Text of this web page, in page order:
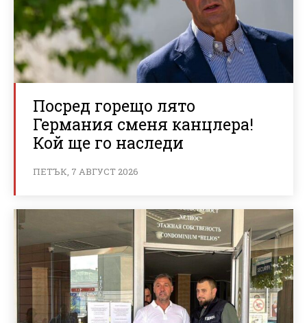
Посред горещо лято
Германия сменя канцлера!
Кой ще го наследи
ПЕТЪК, 7 АВГУСТ 2026